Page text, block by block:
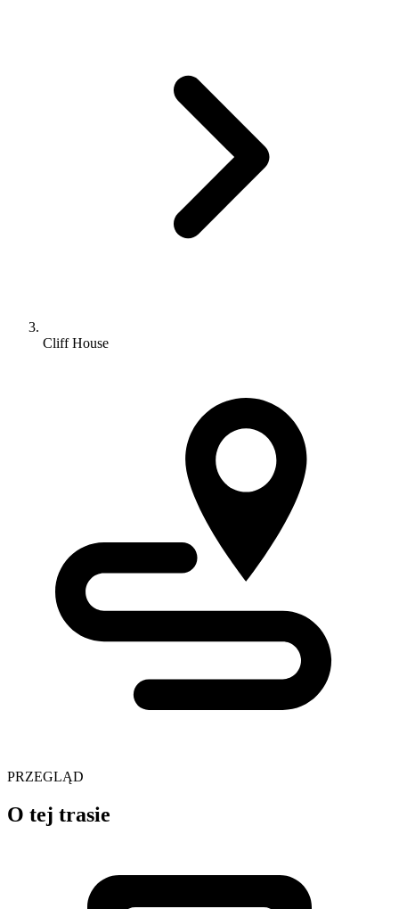
Cliff House
PRZEGLĄD
O tej trasie